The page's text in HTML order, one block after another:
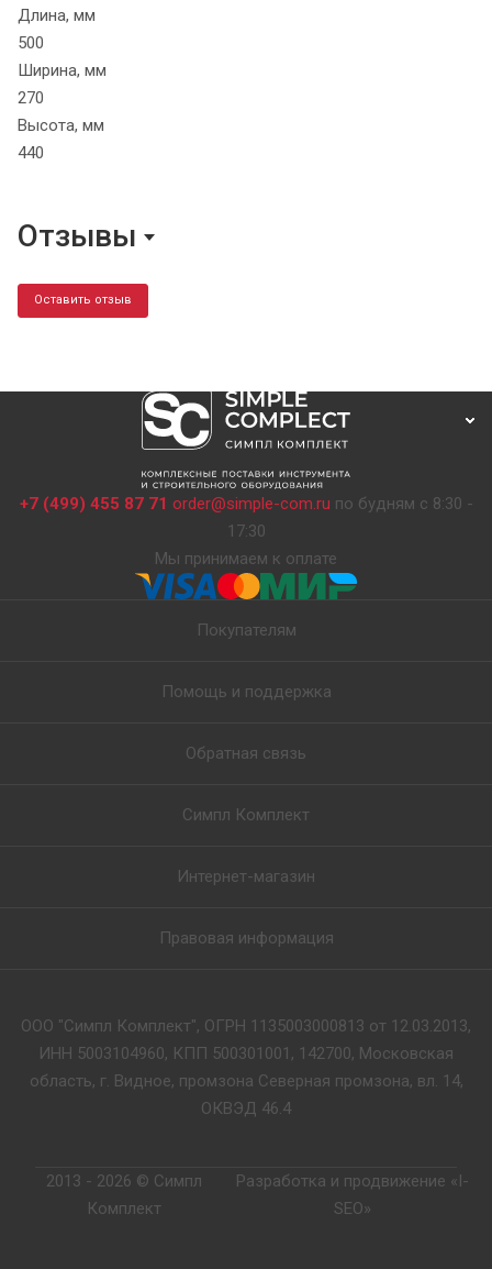
Длина, мм
500
Ширина, мм
270
Высота, мм
440
Отзывы
Оставить отзыв
+7 (499) 455 87 71 order@simple-com.ru по будням с 8:30 -
17:30
Мы принимаем к оплате
Покупателям
Помощь и поддержка
Обратная связь
Симпл Комплект
Интернет-магазин
Правовая информация
ООО "Симпл Комплект", ОГРН 1135003000813 от 12.03.2013,
ИНН 5003104960, КПП 500301001, 142700, Московская
область, г. Видное, промзона Северная промзона, вл. 14,
ОКВЭД 46.4
2013 - 2026 © Симпл
Комплект
Разработка и продвижение «I-
SEO»